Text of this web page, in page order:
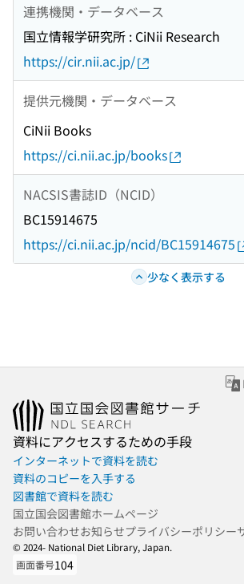
連携機関・データベース
国立情報学研究所 : CiNii Research
https://cir.nii.ac.jp/
提供元機関・データベース
CiNii Books
https://ci.nii.ac.jp/books
NACSIS書誌ID（NCID）
BC15914675
https://ci.nii.ac.jp/ncid/BC15914675
少なく表示する
資料にアクセスするための手段
インターネットで資料を読む
資料のコピーを入手する
図書館で資料を読む
国立国会図書館ホームページ
お問い合わせお知らせプライバシーポリシー
© 2024- National Diet Library, Japan.
画面番号104